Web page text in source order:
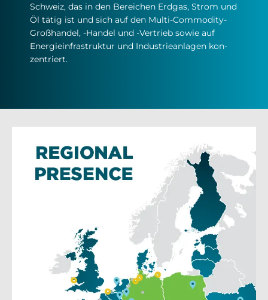
Schwei­z, das in den Be­rei­chen Erd­gas, Strom und
Öl tä­tig ist und sich auf den Mul­ti-Com­mo­di­ty-
Groß­han­del, -Han­del und -Ver­trieb so­wie auf
Ener­gi­ein­fra­struk­tur und In­dus­trie­an­la­gen kon­
zen­trier­t.